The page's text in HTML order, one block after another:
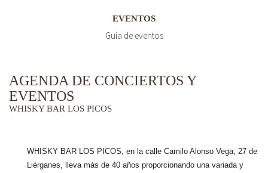
EVENTOS
Guía de eventos
AGENDA DE CONCIERTOS Y
EVENTOS
WHISKY BAR LOS PICOS
WHISKY BAR LOS PICOS, en la calle Camilo Alonso Vega, 27 de
Liérganes, lleva más de 40 años proporcionando una variada y